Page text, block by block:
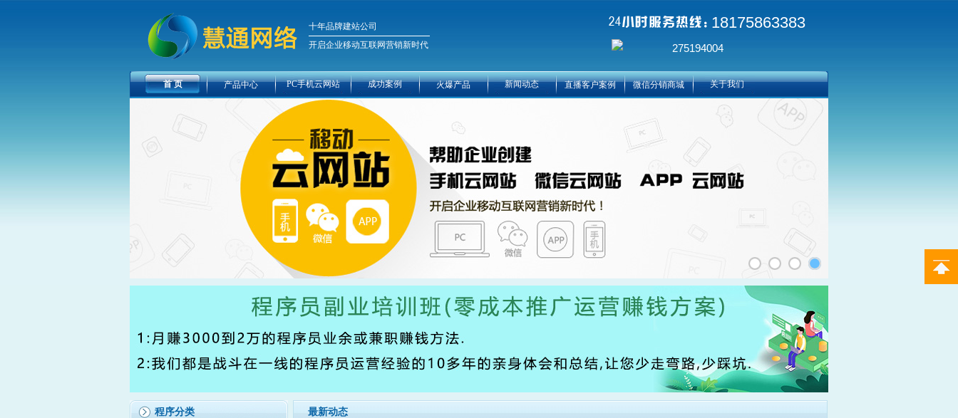
十年品牌建站公司
开启企业移动互联网营销新时代
18175863383
275194004
首 页 产品中心 PC手机云网站 成功案例 火爆产品 新闻动态 直播客户案例 微信分销商城 关于我们
程序分类 最新动态